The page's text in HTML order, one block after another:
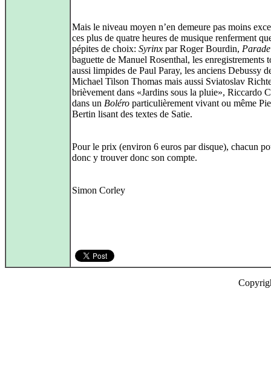
Mais le niveau moyen n’en demeure pas moins
ces plus de quatre heures de musique renferment
pépites de choix: Syrinx par Roger Bourdin, Parade
baguette de Manuel Rosenthal, les enregistrements
aussi limpides de Paul Paray, les anciens Debussy
Michael Tilson Thomas mais aussi Sviatoslav
brièvement dans «Jardins sous la pluie», Riccardo
dans un Boléro particulièrement vivant ou même
Bertin lisant des textes de Satie.
Pour le prix (environ 6 euros par disque), chacun
donc y trouver donc son compte.
Simon Corley